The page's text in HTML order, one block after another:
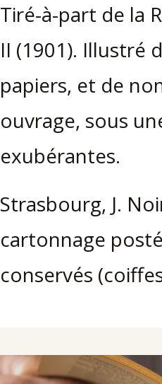
Tiré-à-part de la
II (1901). Illustré
papiers, et de
ouvrage, sous
exubérantes.
Strasbourg, J.
cartonnage
conservés